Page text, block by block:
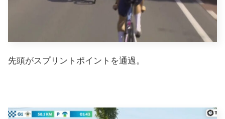
先頭がスプリントポイントを通過。